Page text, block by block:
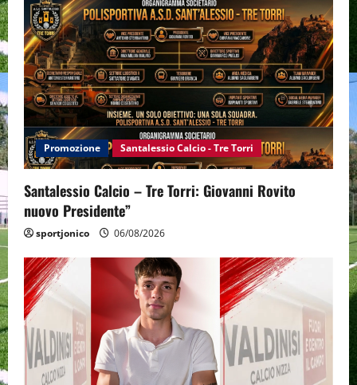
Promozione Santalessio Calcio - Tre Torri
Santalessio Calcio – Tre Torri: Giovanni Rovito
nuovo Presidente”
sportjonico 06/08/2026